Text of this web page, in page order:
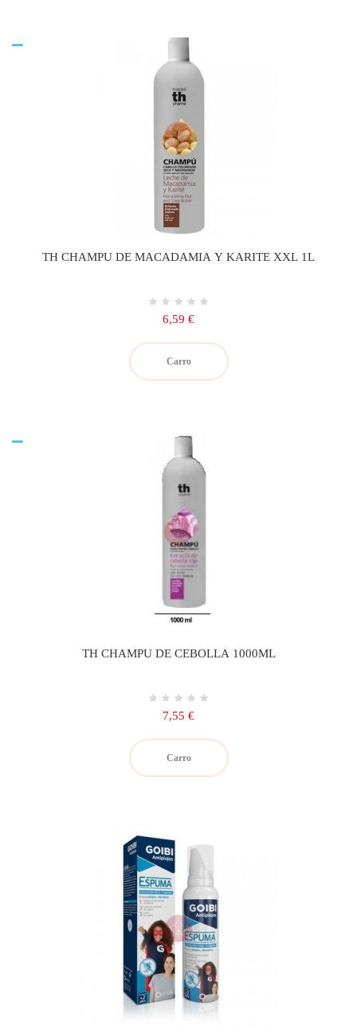
TH CHAMPU DE MACADAMIA Y KARITE XXL 1L
Precio
6,59 €
Carro
TH CHAMPU DE CEBOLLA 1000ML
Precio
7,55 €
Carro